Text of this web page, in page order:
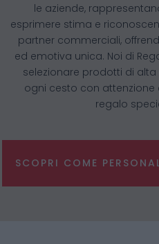
le aziende,
esprimere stima e
partner commerciali,
ed emotiva unica. Noi di
selezionare prodotti di
ogni cesto con
regalo
SCOPRI COME